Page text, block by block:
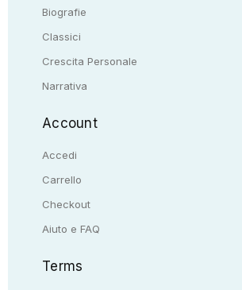
Biografie
Classici
Crescita Personale
Narrativa
Account
Accedi
Carrello
Checkout
Aiuto e FAQ
Terms